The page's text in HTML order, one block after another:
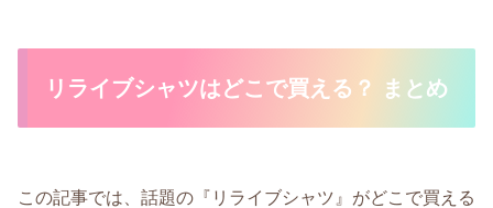
リライブシャツはどこで買える？ まとめ
この記事では、話題の『リライブシャツ』がどこで買える